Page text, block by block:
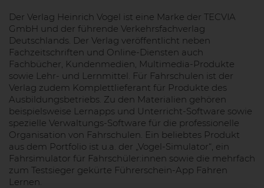
Der Verlag Heinrich Vogel ist eine Marke der TECVIA
GmbH und der führende Verkehrsfachverlag
Deutschlands. Der Verlag veröffentlicht neben
Fachzeitschriften und Online-Diensten auch
Fachbücher, Kundenmedien, Multimedia-Produkte
sowie Lehr- und Lernmittel. Für Fahrschulen ist der
Verlag zudem Komplettlieferant für Produkte des
Ausbildungsbetriebs. Zu den Materialien gehören
beispielsweise Lernapps und Unterricht-Software sowie
spezielle Verwaltungs-Software für die professionelle
Organisation von Fahrschulen. Ein beliebtes Produkt
aus dem Portfolio ist u.a. der „Vogel-Simulator“, ein
Fahrsimulator für Fahrschüler:innen sowie die mehrfach
zum Testsieger gekürte Führerschein-App Fahren
Lernen.